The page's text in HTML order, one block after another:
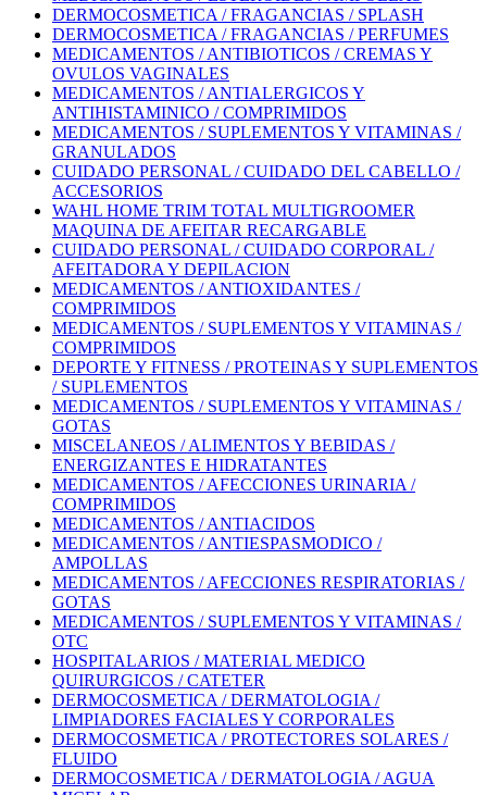
DERMOCOSMETICA / FRAGANCIAS / SPLASH
DERMOCOSMETICA / FRAGANCIAS / PERFUMES
MEDICAMENTOS / ANTIBIOTICOS / CREMAS Y
OVULOS VAGINALES
MEDICAMENTOS / ANTIALERGICOS Y
ANTIHISTAMINICO / COMPRIMIDOS
MEDICAMENTOS / SUPLEMENTOS Y VITAMINAS /
GRANULADOS
CUIDADO PERSONAL / CUIDADO DEL CABELLO /
ACCESORIOS
WAHL HOME TRIM TOTAL MULTIGROOMER
MAQUINA DE AFEITAR RECARGABLE
CUIDADO PERSONAL / CUIDADO CORPORAL /
AFEITADORA Y DEPILACION
MEDICAMENTOS / ANTIOXIDANTES /
COMPRIMIDOS
MEDICAMENTOS / SUPLEMENTOS Y VITAMINAS /
COMPRIMIDOS
DEPORTE Y FITNESS / PROTEINAS Y SUPLEMENTOS
/ SUPLEMENTOS
MEDICAMENTOS / SUPLEMENTOS Y VITAMINAS /
GOTAS
MISCELANEOS / ALIMENTOS Y BEBIDAS /
ENERGIZANTES E HIDRATANTES
MEDICAMENTOS / AFECCIONES URINARIA /
COMPRIMIDOS
MEDICAMENTOS / ANTIACIDOS
MEDICAMENTOS / ANTIESPASMODICO /
AMPOLLAS
MEDICAMENTOS / AFECCIONES RESPIRATORIAS /
GOTAS
MEDICAMENTOS / SUPLEMENTOS Y VITAMINAS /
OTC
HOSPITALARIOS / MATERIAL MEDICO
QUIRURGICOS / CATETER
DERMOCOSMETICA / DERMATOLOGIA /
LIMPIADORES FACIALES Y CORPORALES
DERMOCOSMETICA / PROTECTORES SOLARES /
FLUIDO
DERMOCOSMETICA / DERMATOLOGIA / AGUA